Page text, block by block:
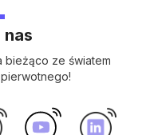
nas
bieżąco ze światem